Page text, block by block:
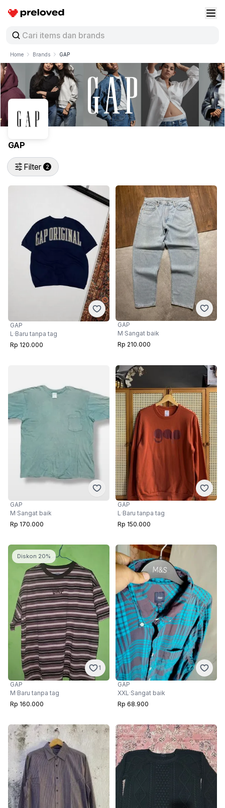
Preloved Indonesia
Home Brands GAP
GAP
Filter 2
GAP
L ·Baru tanpa tag
Rp 120.000
GAP
M·Sangat baik
Rp 210.000
GAP
M·Sangat baik
Rp 170.000
GAP
L ·Baru tanpa tag
Rp 150.000
Diskon 20%
1
GAP
M·Baru tanpa tag
Rp 160.000
GAP
XXL ·Sangat baik
Rp 68.900